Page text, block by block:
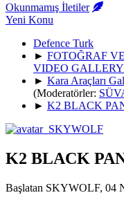
Okunmamış İletiler
Yeni Konu
Defence Turk
► FOTOĞRAF
VIDEO GALLERY
► Kara Araçları
(Moderatörler:
► K2 BLACK
K2 BLACK
Başlatan SKYWOLF, 04